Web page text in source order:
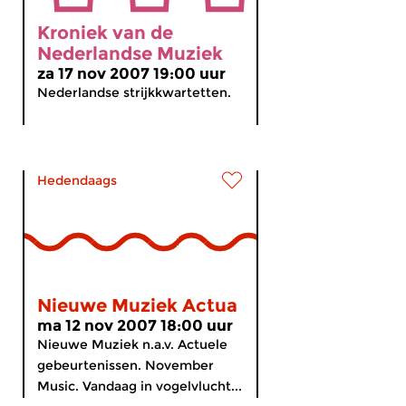
Kroniek van de
Nederlandse Muziek
za 17 nov 2007 19:00 uur
Nederlandse strijkkwartetten.
Hedendaags
Nieuwe Muziek Actua
ma 12 nov 2007 18:00 uur
Nieuwe Muziek n.a.v. Actuele
gebeurtenissen. November
Music. Vandaag in vogelvlucht...